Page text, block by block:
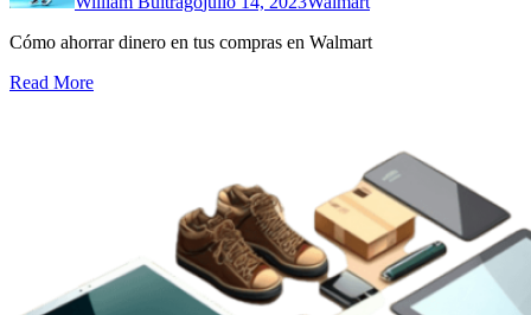
Cómo ahorrar dinero en tus compras en Walmart
Read More